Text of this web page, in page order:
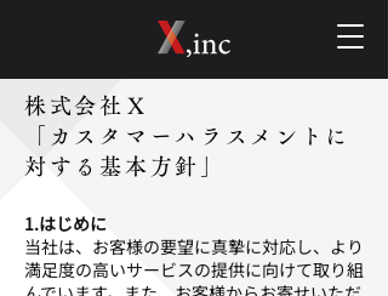
株式会社Ｘ
「カスタマーハラスメントに
対する基本方針」
1.はじめに
当社は、お客様の要望に真摯に対応し、より
満足度の高いサービスの提供に向けて取り組